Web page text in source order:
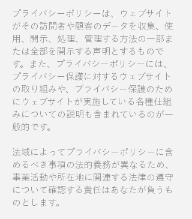
プライバシーポリシーは、ウェブサイト
がその訪問者や顧客のデータを収集、使
用、開示、処理、管理する方法の一部ま
たは全部を開示する声明とするもので
す。また、プライバシーポリシーには、
プライバシー保護に対するウェブサイト
の取り組みや、プライバシー保護のため
にウェブサイトが実施している各種仕組
みについての説明も含まれているのが一
般的です。
法域によってプライバシーポリシーに含
めるべき事項の法的義務が異なるため、
事業活動や所在地に関連する法律の遵守
について確認する責任はあなたが負うも
のとします。